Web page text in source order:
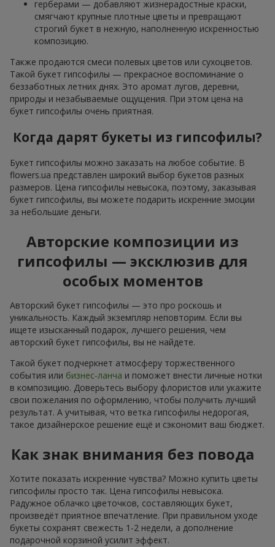
герберами — добавляют жизнерадостные краски,
смягчают крупные плотные цветы и превращают
строгий букет в нежную, наполненную искренностью
композицию.
Также продаются смеси полевых цветов или сухоцветов.
Такой букет гипсофилы — прекрасное воспоминание о
беззаботных летних днях. Это аромат лугов, деревни,
природы и незабываемые ощущения. При этом цена на
букет гипсофилы очень приятная.
Когда дарят букеты из гипсофилы?
Букет гипсофилы можно заказать на любое событие. В
flowers.ua представлен широкий выбор букетов разных
размеров. Цена гипсофилы невысока, поэтому, заказывая
букет гипсофилы, вы можете подарить искренние эмоции
за небольшие деньги.
Авторские композиции из
гипсофилы — эксклюзив для
особых моментов
Авторский букет гипсофилы — это про роскошь и
уникальность. Каждый экземпляр неповторим. Если вы
ищете изысканный подарок, лучшего решения, чем
авторский букет гипсофилы, вы не найдете.
Такой букет подчеркнет атмосферу торжественного
события или бизнес-ланча и поможет внести личные нотки
в композицию. Доверьтесь выбору флористов или укажите
свои пожелания по оформлению, чтобы получить лучший
результат. А учитывая, что ветка гипсофилы недорогая,
такое дизайнерское решение ещё и сэкономит ваш бюджет.
Как знак внимания без повода
Хотите показать искренние чувства? Можно купить цветы
гипсофилы просто так. Цена гипсофилы невысока.
Радужное облачко цветочков, составляющих букет,
произведёт приятное впечатление. При правильном уходе
букеты сохранят свежесть 1-2 недели, а дополнение
подарочной корзиной усилит эффект.